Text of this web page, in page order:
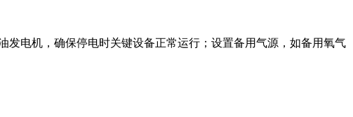
发电机，确保停电时关键设备正常运行；设置备用气源，如备用氧气